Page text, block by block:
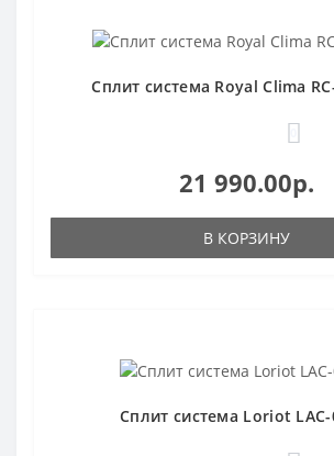
Сплит система Royal Clima
21 990.00р.
В КОРЗИНУ
Сплит система Loriot LAC-